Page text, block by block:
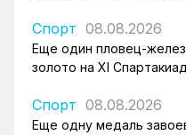
Спорт 08.08.2026
Еще один пловец-
золото на XI
Спорт 08.08.2026
Еще одну медаль